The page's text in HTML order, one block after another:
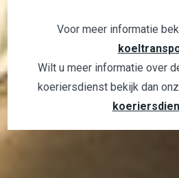
Voor meer informatie
Wilt u meer informatie over
koeriersdienst bekijk dan